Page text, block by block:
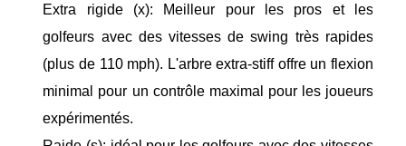
Extra rigide (x): Meilleur pour les pros et les
golfeurs avec des vitesses de swing très rapides
(plus de 110 mph). L'arbre extra-stiff offre un flexion
minimal pour un contrôle maximal pour les joueurs
expérimentés.